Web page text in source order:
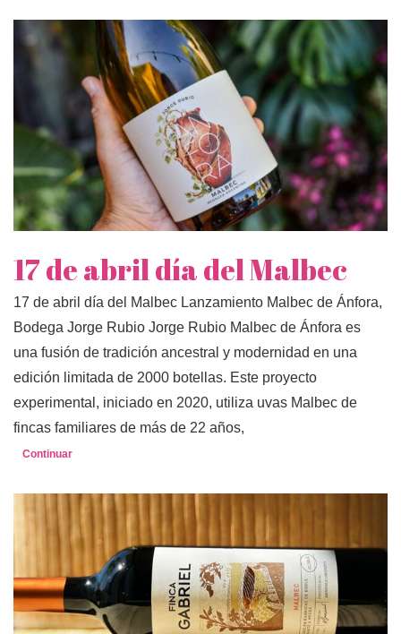
17 de abril día del Malbec
17 de abril día del Malbec Lanzamiento Malbec de Ánfora,
Bodega Jorge Rubio Jorge Rubio Malbec de Ánfora es
una fusión de tradición ancestral y modernidad en una
edición limitada de 2000 botellas. Este proyecto
experimental, iniciado en 2020, utiliza uvas Malbec de
fincas familiares de más de 22 años,
Continuar